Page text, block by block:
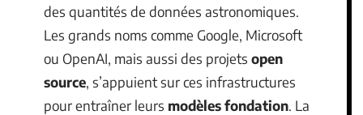
des quantités de données astronomiques.
Les grands noms comme Google, Microsoft
ou OpenAI, mais aussi des projets open
source, s’appuient sur ces infrastructures
pour entraîner leurs modèles fondation. La